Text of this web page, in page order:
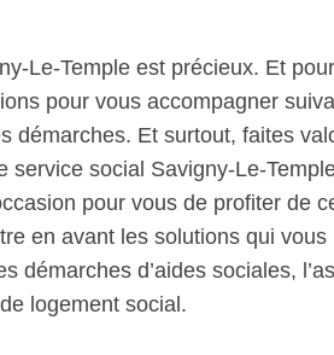
Le-Temple est précieux. Et
pour vous accompagner
démarches. Et surtout, faites
social Savigny-Le-
pour vous de profiter de
en avant les solutions qui vous
démarches d’aides sociales,
logement social.